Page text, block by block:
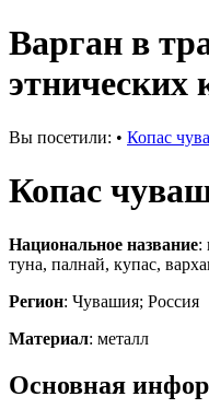
Варган в
этнических
Вы посетили: • Копас
Копас
Национальное название:
туна, палнай, купас,
Регион: Чувашия; Россия
Материал: металл
Основная